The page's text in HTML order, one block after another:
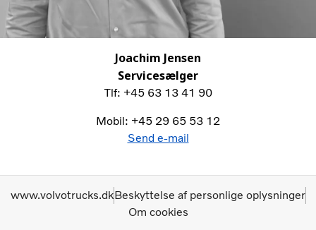
Joachim Jensen
Servicesælger
Tlf: +45 63 13 41 90
Mobil: +45 29 65 53 12
Send e-mail
www.volvotrucks.dkBeskyttelse af personlige oplysninger
Om cookies